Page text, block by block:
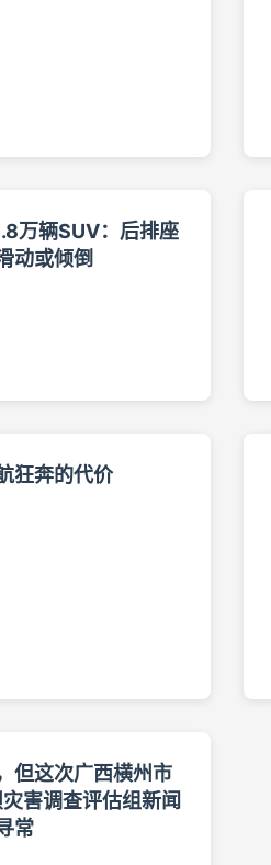
万辆SUV：后排座
动或倾倒
狂奔的代价
但这次广西横州市
害调查评估组新闻
常